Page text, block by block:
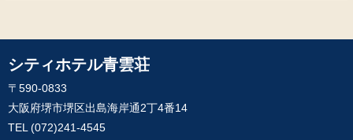
シティホテル青雲荘
〒590-0833
大阪府堺市堺区出島海岸通2丁4番14
TEL(072)241-4545